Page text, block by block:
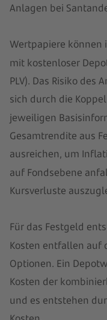
Anlagen bei
Wertpapiere können
mit kostenloser
PLV). Das Risiko des
sich durch die
jeweiligen
Gesamtrendite aus
ausreichen, um
auf Fondsebene
Kursverluste
Für das Festgeld
Kosten entfallen auf
Optionen. Ein
Kosten der
und es entstehen